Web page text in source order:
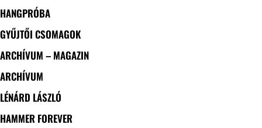
HANGPRÓBA
GYŰJTŐI CSOMAGOK
ARCHÍVUM – MAGAZIN
ARCHÍVUM
LÉNÁRD LÁSZLÓ
HAMMER FOREVER